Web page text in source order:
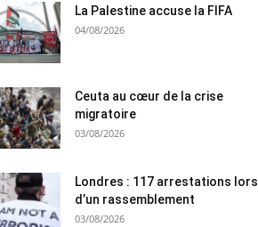
La Palestine accuse la FIFA
04/08/2026
Ceuta au cœur de la crise
migratoire
03/08/2026
Londres : 117 arrestations lors
d’un rassemblement
03/08/2026